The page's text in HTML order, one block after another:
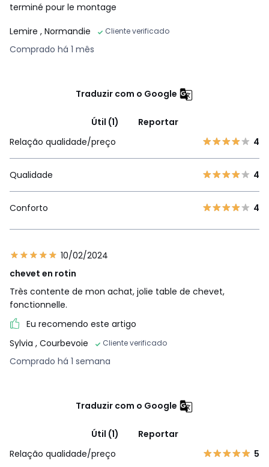
terminé pour le montage
Lemire , Normandie Cliente verificado
Comprado há 1 mês
Traduzir com o Google
Útil (1)
Reportar
Relação qualidade/preço
4
Qualidade 4
Conforto 4
10/02/2024
chevet en rotin
Très contente de mon achat, jolie table de chevet,
fonctionnelle.
Eu recomendo este artigo
Sylvia , Courbevoie Cliente verificado
Comprado há 1 semana
Traduzir com o Google
Útil (1)
Reportar
Relação qualidade/preço
5